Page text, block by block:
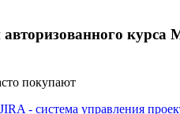
курса
покупают
- система управления